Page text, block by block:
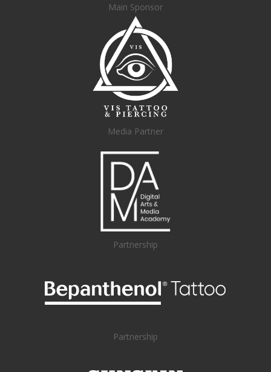
Main Sponsor
Media Partner
Partnership
Partnership